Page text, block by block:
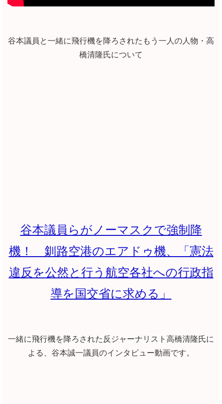
谷本議員と一緒に飛行機を降ろされたもう一人の人物・高
橋清隆氏について
谷本議員らがノーマスクで強制降
機！ 釧路空港のエアドゥ機、「憲法
違反を公然と行う航空各社への行政指
導を国交省に求める」
一緒に飛行機を降ろされた反ジャーナリスト高橋清隆氏に
よる、谷本誠一議員のインタビュー動画です。